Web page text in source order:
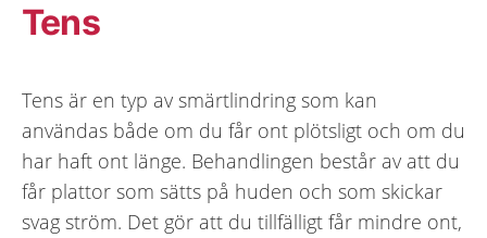
Tens
Tens är en typ av smärtlindring som kan
användas både om du får ont plötsligt och om du
har haft ont länge. Behandlingen består av att du
får plattor som sätts på huden och som skickar
svag ström. Det gör att du tillfälligt får mindre ont,